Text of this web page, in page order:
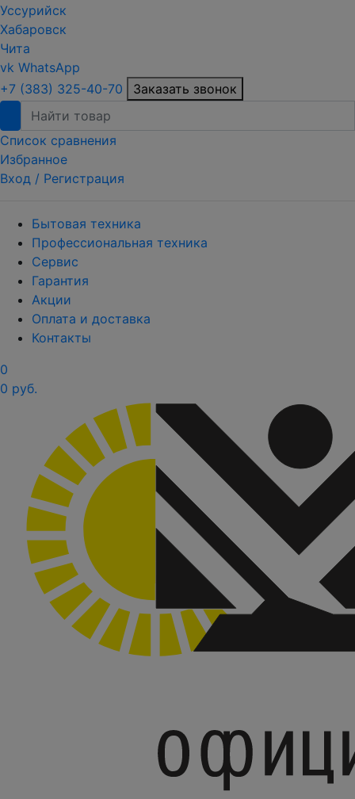
Уссурийск
Хабаровск
Чита
vk WhatsApp
+7 (383) 325-40-70
Заказать звонок
Список сравнения
Избранное
Вход / Регистрация
Бытовая техника
Профессиональная техника
Сервис
Гарантия
Акции
Оплата и доставка
Контакты
0
0 руб.